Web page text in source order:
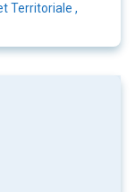
Territoriale ,